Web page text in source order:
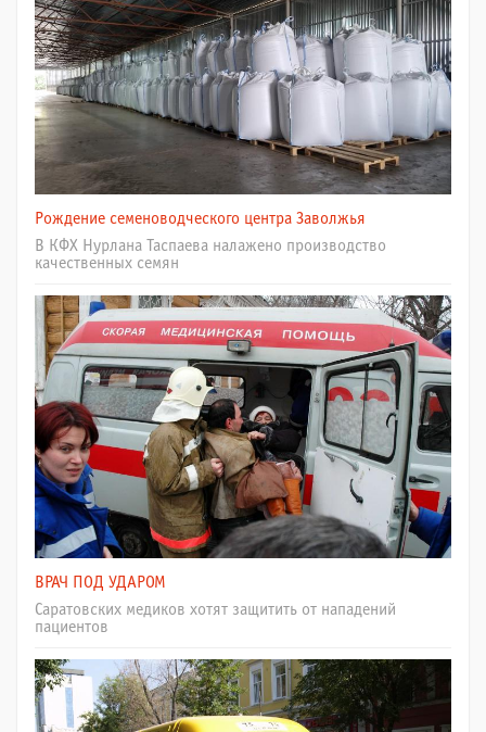
Рождение семеноводческого центра Заволжья
В КФХ Нурлана Таспаева налажено производство
качественных семян
ВРАЧ ПОД УДАРОМ
Саратовских медиков хотят защитить от нападений
пациентов